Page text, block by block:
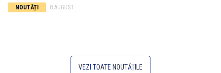
NOUTĂȚI 8 AUGUST
VEZI TOATE NOUTĂȚILE